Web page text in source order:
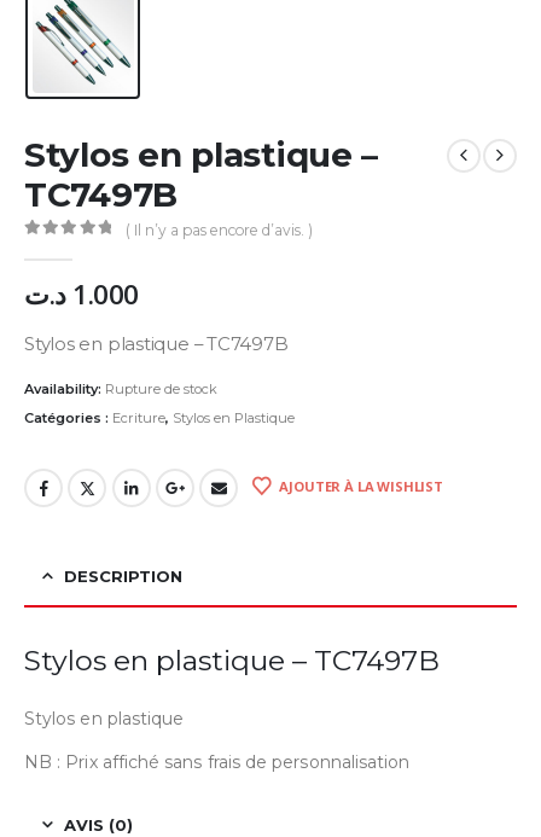
Stylos en plastique –
TC7497B
( Il n’y a pas encore d’avis. )
1.000 د.ت
Stylos en plastique – TC7497B
Availability: Rupture de stock
Catégories : Ecriture, Stylos en Plastique
AJOUTER À LA WISHLIST
DESCRIPTION
Stylos en plastique – TC7497B
Stylos en plastique
NB : Prix affiché sans frais de personnalisation
AVIS (0)